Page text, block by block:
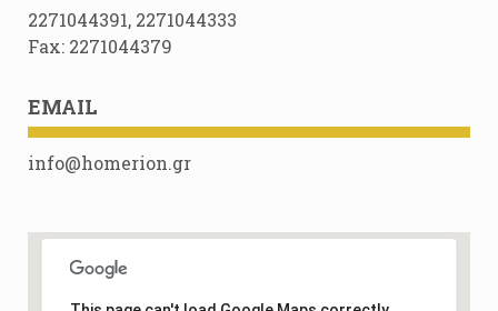
2271044391, 2271044333
Fax: 2271044379
EMAIL
info@homerion.gr